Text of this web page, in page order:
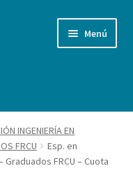
Menú
INGENIERÍA EN
FRCU
Esp. en
FRCU – Cuota